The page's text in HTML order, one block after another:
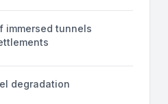
immersed tunnels
degradation